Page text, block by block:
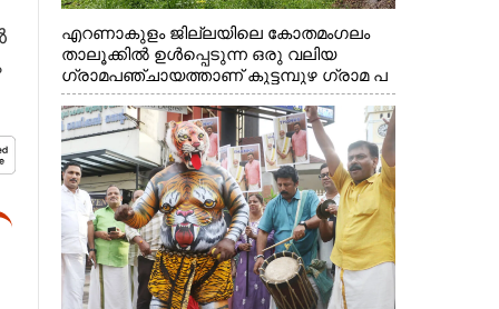
എറണാകുളം ജില്ലയിലെ കോതമംഗലം
താലൂക്കിൽ ഉൾപ്പെടുന്ന ഒരു വലിയ
ഗ്രാമപഞ്ചായത്താണ് കുട്ടമ്പുഴ ഗ്രാമ പ
ഞ്ചായത്ത്. ആദിവാസി ഊരുകളായ
വെള്ളാരംകുത്ത്, കത്തിപ്പാറ, ഉറിയംപെട്ടി,
തേക്കല്ല്, വെട്ടിക്കല്ല്, മഞ്ചപ്പാറ എന്നീ
ആറു സ്ഥലങ്ങളിലേക്കുള്ള പ്രധാന
സഞ്ചാര മാർഗമാണ് ഈ കാണുന്ന
കടത്ത് വള്ളം